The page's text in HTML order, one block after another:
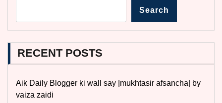
Search
RECENT POSTS
Aik Daily Blogger ki wall say |mukhtasir afsancha| by
vaiza zaidi